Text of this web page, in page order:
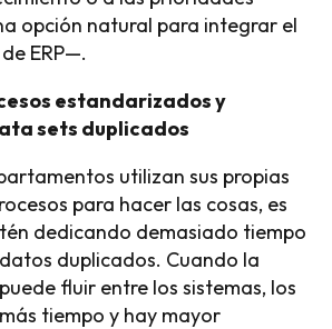
opción natural para integrar el
ERP—.
estandarizados y
sets duplicados
utilizan sus propias
para hacer las cosas, es
dedicando demasiado tiempo
duplicados. Cuando la
fluir entre los sistemas, los
tiempo y hay mayor